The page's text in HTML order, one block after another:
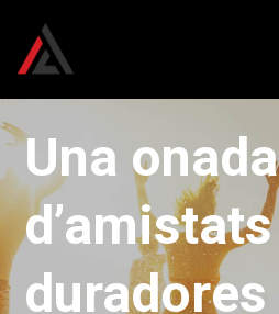
Una onada
d’amistats
duradores